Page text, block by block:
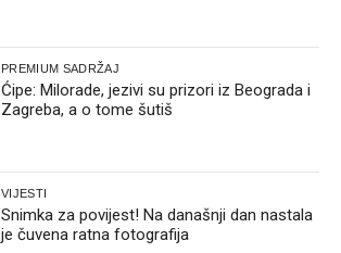
PREMIUM SADRŽAJ
Ćipe: Milorade, jezivi su prizori iz Beograda i
Zagreba, a o tome šutiš
VIJESTI
Snimka za povijest! Na današnji dan nastala
je čuvena ratna fotografija